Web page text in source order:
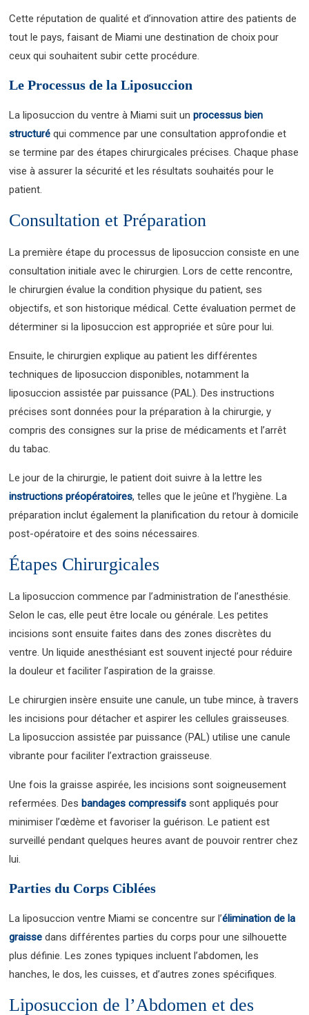
Cette réputation de qualité et d’innovation attire des patients de
tout le pays, faisant de Miami une destination de choix pour
ceux qui souhaitent subir cette procédure.
Le Processus de la Liposuccion
La liposuccion du ventre à Miami suit unprocessus bien
structuré qui commence par une consultation approfondie et
se termine par des étapes chirurgicales précises. Chaque phase
vise à assurer la sécurité et les résultats souhaités pour le
patient.
Consultation et Préparation
La première étape du processus de liposuccion consiste en une
consultation initiale avec le chirurgien. Lors de cette rencontre,
le chirurgien évalue la condition physique du patient, ses
objectifs, et son historique médical. Cette évaluation permet de
déterminer si la liposuccion est appropriée et sûre pour lui.
Ensuite, le chirurgien explique au patient les différentes
techniques de liposuccion disponibles, notamment la
liposuccion assistée par puissance (PAL). Des instructions
précises sont données pour la préparation à la chirurgie, y
compris des consignes sur la prise de médicaments et l’arrêt
du tabac.
Le jour de la chirurgie, le patient doit suivre à la lettre les
instructions préopératoires, telles que le jeûne et l’hygiène. La
préparation inclut également la planification du retour à domicile
post-opératoire et des soins nécessaires.
Étapes Chirurgicales
La liposuccion commence par l’administration de l’anesthésie.
Selon le cas, elle peut être locale ou générale. Les petites
incisions sont ensuite faites dans des zones discrètes du
ventre. Un liquide anesthésiant est souvent injecté pour réduire
la douleur et faciliter l’aspiration de la graisse.
Le chirurgien insère ensuite une canule, un tube mince, à travers
les incisions pour détacher et aspirer les cellules graisseuses.
La liposuccion assistée par puissance (PAL) utilise une canule
vibrante pour faciliter l’extraction graisseuse.
Une fois la graisse aspirée, les incisions sont soigneusement
refermées. Desbandages compressifs sont appliqués pour
minimiser l’œdème et favoriser la guérison. Le patient est
surveillé pendant quelques heures avant de pouvoir rentrer chez
lui.
Parties du Corps Ciblées
La liposuccion ventre Miami se concentre sur l’élimination de la
graisse dans différentes parties du corps pour une silhouette
plus définie. Les zones typiques incluent l’abdomen, les
hanches, le dos, les cuisses, et d’autres zones spécifiques.
Liposuccion de l’Abdomen et des